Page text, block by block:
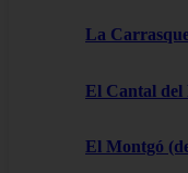
La
El Cantal del
El Montgó